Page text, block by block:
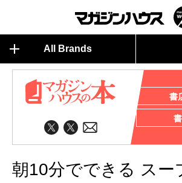
All Brands
書
朝10分でできる スー